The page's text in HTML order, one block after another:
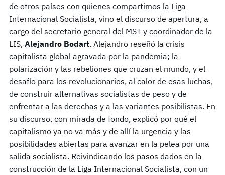
de otros países con quienes compartimos la Liga
Internacional Socialista, vino el discurso de apertura, a
cargo del secretario general del MST y coordinador de la
LIS, Alejandro Bodart. Alejandro reseñó la crisis
capitalista global agravada por la pandemia; la
polarización y las rebeliones que cruzan el mundo, y el
desafío para los revolucionarios, al calor de esas luchas,
de construir alternativas socialistas de peso y de
enfrentar a las derechas y a las variantes posibilistas. En
su discurso, con mirada de fondo, explicó por qué el
capitalismo ya no va más y de allí la urgencia y las
posibilidades abiertas para avanzar en la pelea por una
salida socialista. Reivindicando los pasos dados en la
construcción de la Liga Internacional Socialista, con un